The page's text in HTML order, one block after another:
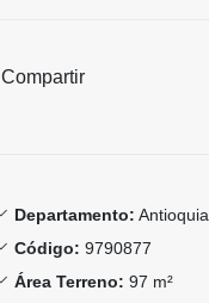
Compartir
Departamento: Antioquia
Código: 9790877
Área Terreno: 97 m²